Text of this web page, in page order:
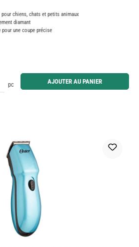
chiens, chats et petits animaux
diamant
pour une coupe précise
souhaitée ou utilisez les boutons pour augmenter ou
pc AJOUTER AU PANIER